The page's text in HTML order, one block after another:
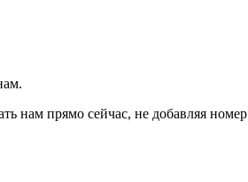
нам прямо сейчас, не добавляя номер